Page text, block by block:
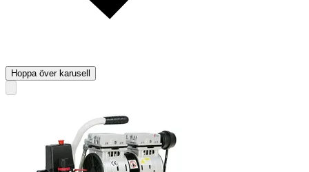
Hoppa över karusell